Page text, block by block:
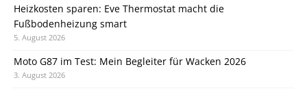
Heizkosten sparen: Eve Thermostat macht die
Fußbodenheizung smart
5. August 2026
Moto G87 im Test: Mein Begleiter für Wacken 2026
3. August 2026